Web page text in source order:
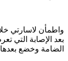
واطمأن لاسارتي
بعد الإصابة التي
الضامة وخضع بعدها